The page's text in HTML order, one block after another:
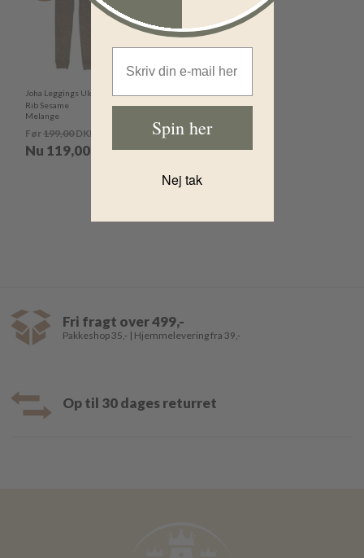
Joha Leggings Uld
Rib Sesame
Melange
Før199,00DKK
Nu 119,00 DKK
Fri fragt over 499,-
Pakkeshop 35,- | Hjemmelevering fra 39,-
Op til 30 dages returret
Spin her
Nej tak